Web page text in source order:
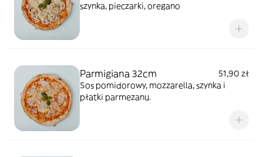
szynka, pieczarki, oregano
Parmigiana 32cm
51,90 zł
Sos pomidorowy, mozzarella, szynka i
płatki parmezanu.